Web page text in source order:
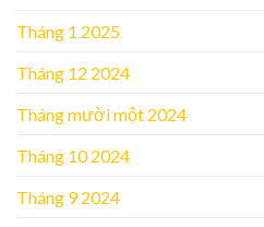
Tháng 1 2025
Tháng 12 2024
Tháng mười một 2024
Tháng 10 2024
Tháng 9 2024